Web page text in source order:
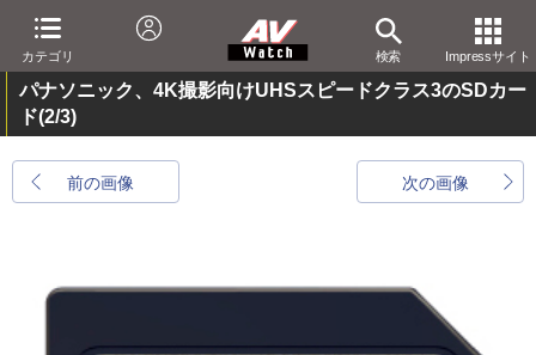
カテゴリ 検索 Impressサイト
パナソニック、4K撮影向けUHSスピードクラス3のSDカー
ド(2/3)
前の画像 次の画像